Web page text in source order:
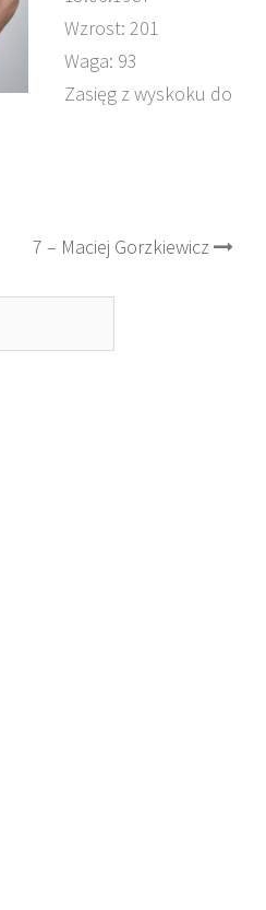
Wzrost: 201
Waga: 93
Zasięg z wyskoku do
7 – Maciej Gorzkiewicz